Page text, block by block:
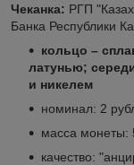
Чеканка: РГП
Банка Республики
кольцо –
латунью;
и никелем
номинал: 2
масса монеты:
качество: